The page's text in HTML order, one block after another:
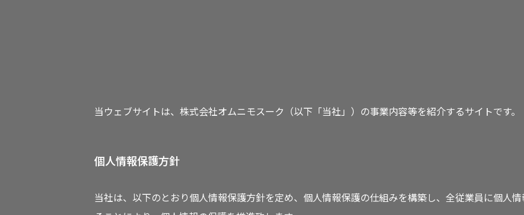
当ウェブサイトは、株式会社オムニモスーク（以下「当社」）の事業内容等を紹介するサイトです。
個人情報保護方針
当社は、以下のとおり個人情報保護方針を定め、個人情報保護の仕組みを構築し、全従業員に個人